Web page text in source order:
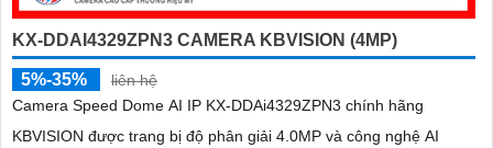
KX-DDAI4329ZPN3 CAMERA KBVISION (4MP)
5%-35%
liên hệ
Camera Speed Dome AI IP KX-DDAi4329ZPN3 chính hãng
KBVISION được trang bị độ phân giải 4.0MP và công nghệ AI